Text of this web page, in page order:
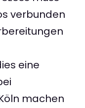
verbunden
eine
machen